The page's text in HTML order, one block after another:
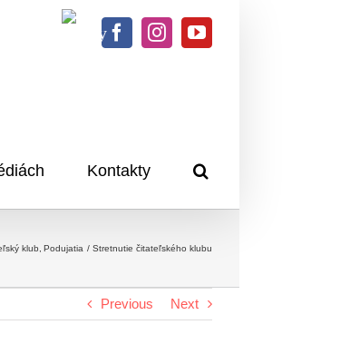
KnihyFacebookInstagramYouTube
Kontakty
klub Podujatia Stretnutie čitateľského klubu
Previous Next